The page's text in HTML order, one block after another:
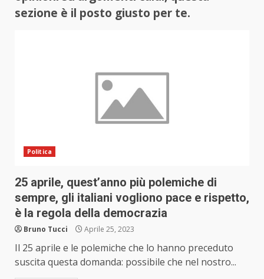
sezione è il posto giusto per te.
Politica
25 aprile, quest’anno più polemiche di
sempre, gli italiani vogliono pace e rispetto,
è la regola della democrazia
Bruno Tucci Aprile 25, 2023
Il 25 aprile e le polemiche che lo hanno preceduto
suscita questa domanda: possibile che nel nostro...